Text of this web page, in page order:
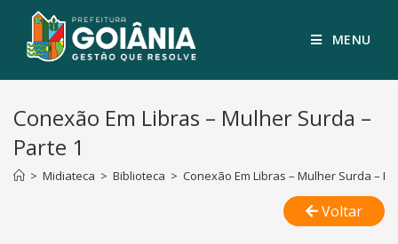
MENU
Conexão Em Libras – Mulher Surda –
Parte 1
> Midiateca > Biblioteca > Conexão Em Libras – Mulher Surda –
Voltar